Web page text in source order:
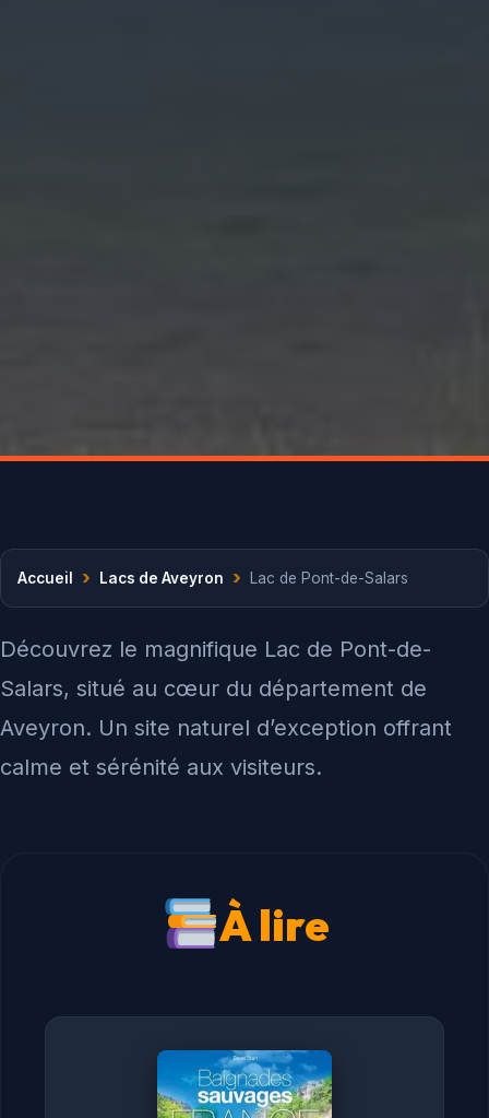
Accueil › Lacs de Aveyron › Lac de Pont-de-Salars
Découvrez le magnifique Lac de Pont-de-
Salars, situé au cœur du département de
Aveyron. Un site naturel d’exception offrant
calme et sérénité aux visiteurs.
À lire